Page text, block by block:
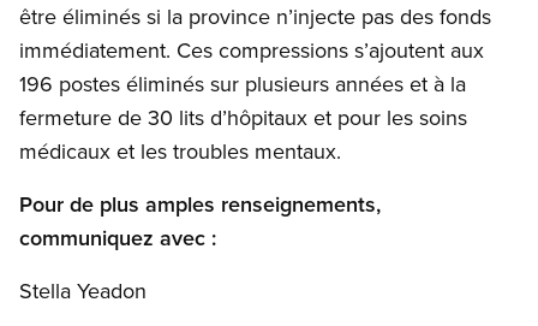
être éliminés si la province n’injecte pas des fonds
immédiatement. Ces compressions s’ajoutent aux
196 postes éliminés sur plusieurs années et à la
fermeture de 30 lits d’hôpitaux et pour les soins
médicaux et les troubles mentaux.
Pour de plus amples renseignements,
communiquez avec :
Stella Yeadon